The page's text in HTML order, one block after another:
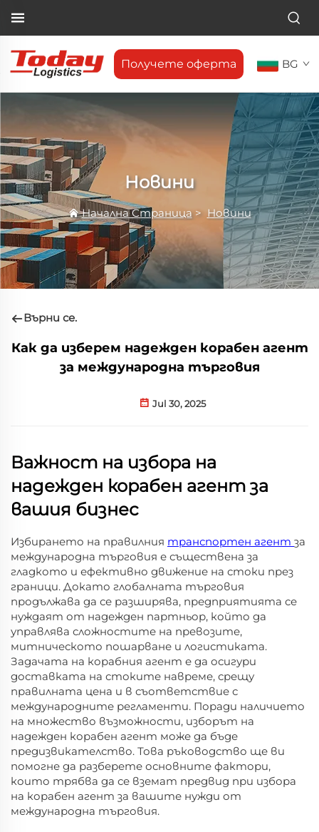
Получете оферта BG
Новини
Начална Страница> Новини
Върни се.
Как да изберем надежден корабен агент
за международна търговия
Jul 30, 2025
Важност на избора на
надежден корабен агент за
вашия бизнес
Избирането на правилния транспортен агент за
международна търговия е съществена за
гладкото и ефективно движение на стоки през
граници. Докато глобалната търговия
продължава да се разширява, предприятията се
нуждаят от надежден партньор, който да
управлява сложностите на превозите,
митническото пошарване и логистиката.
Задачата на корабния агент е да осигури
доставката на стоките навреме, срещу
правилната цена и в съответствие с
международните регламенти. Поради наличието
на множество възможности, изборът на
надежден корабен агент може да бъде
предизвикателство. Това ръководство ще ви
помогне да разберете основните фактори,
които трябва да се вземат предвид при избора
на корабен агент за вашите нужди от
международна търговия.